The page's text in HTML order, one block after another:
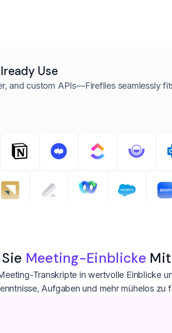
Use
and custom APIs—Fireflies seamlessly
Meeting-Einblicke Mit
Transkripte in wertvolle Einblicke
Aufgaben und mehr mühelos zu